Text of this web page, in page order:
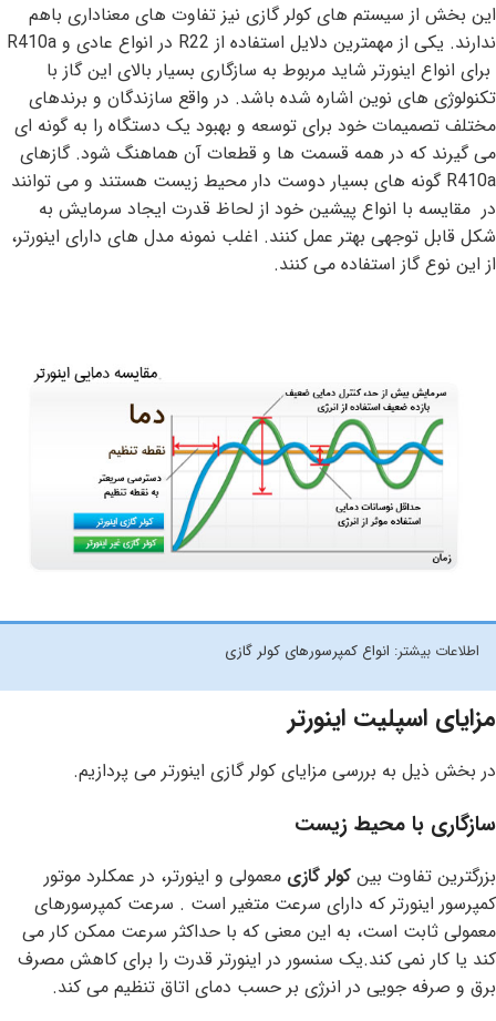
این بخش از سیستم های کولر گازی نیز تفاوت های معناداری باهم
ندارند. یکی از مهمترین دلایل استفاده از R22 در انواع عادی و R410a
برای انواع اینورتر شاید مربوط به سازگاری بسیار بالای این گاز با
تکنولوژی های نوین اشاره شده باشد. در واقع سازندگان و برندهای
مختلف تصمیمات خود برای توسعه و بهبود یک دستگاه را به گونه ای
می گیرند که در همه قسمت ها و قطعات آن هماهنگ شود. گازهای
R410a گونه های بسیار دوست دار محیط زیست هستند و می توانند
در مقایسه با انواع پیشین خود از لحاظ قدرت ایجاد سرمایش به
شکل قابل توجهی بهتر عمل کنند. اغلب نمونه مدل های دارای اینورتر،
از این نوع گاز استفاده می کنند.
اطلاعات بیشتر: انواع کمپرسورهای کولر گازی
مزایای اسپلیت اینورتر
در بخش ذیل به بررسی مزایای کولر گازی اینورتر می پردازیم.
سازگاری با محیط زیست
بزرگترین تفاوت بین کولر گازی معمولی و اینورتر، در عمکلرد موتور
کمپرسور اینورتر که دارای سرعت متغیر است . سرعت کمپرسورهای
معمولی ثابت است، به این معنی که با حداکثر سرعت ممکن کار می
کند یا کار نمی کند.یک سنسور در اینورتر قدرت را برای کاهش مصرف
برق و صرفه جویی در انرژی بر حسب دمای اتاق تنظیم می کند.